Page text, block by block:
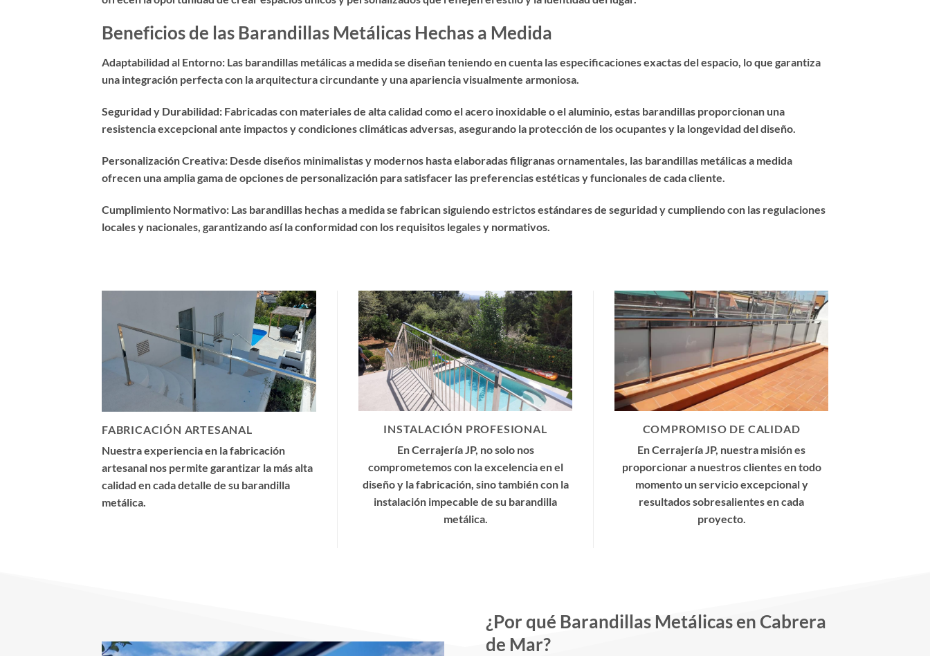
Beneficios de las Barandillas Metálicas Hechas a Medida
Adaptabilidad al Entorno: Las barandillas metálicas a medida se diseñan teniendo en cuenta las especificaciones exactas del espacio, lo que garantiza
una integración perfecta con la arquitectura circundante y una apariencia visualmente armoniosa.
Seguridad y Durabilidad: Fabricadas con materiales de alta calidad como el acero inoxidable o el aluminio, estas barandillas proporcionan una
resistencia excepcional ante impactos y condiciones climáticas adversas, asegurando la protección de los ocupantes y la longevidad del diseño.
Personalización Creativa: Desde diseños minimalistas y modernos hasta elaboradas filigranas ornamentales, las barandillas metálicas a medida
ofrecen una amplia gama de opciones de personalización para satisfacer las preferencias estéticas y funcionales de cada cliente.
Cumplimiento Normativo: Las barandillas hechas a medida se fabrican siguiendo estrictos estándares de seguridad y cumpliendo con las regulaciones
locales y nacionales, garantizando así la conformidad con los requisitos legales y normativos.
FABRICACIÓN ARTESANAL
Nuestra experiencia en la fabricación
artesanal nos permite garantizar la más alta
calidad en cada detalle de su barandilla
metálica.
INSTALACIÓN PROFESIONAL
En Cerrajería JP, no solo nos
comprometemos con la excelencia en el
diseño y la fabricación, sino también con la
instalación impecable de su barandilla
metálica.
COMPROMISO DE CALIDAD
En Cerrajería JP, nuestra misión es
proporcionar a nuestros clientes en todo
momento un servicio excepcional y
resultados sobresalientes en cada
proyecto.
¿Por qué Barandillas Metálicas en Cabrera
de Mar?